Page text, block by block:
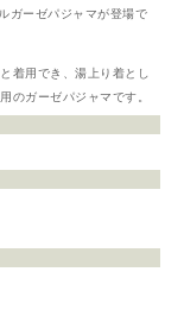
ガーゼパジャマが登場で
着用でき、湯上り着とし
のガーゼパジャマです。